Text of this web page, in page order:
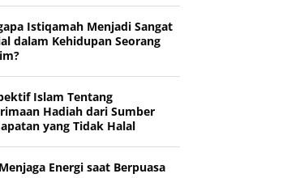
Istiqamah Menjadi Sangat
dalam Kehidupan Seorang
Islam Tentang
Hadiah dari Sumber
yang Tidak Halal
Energi saat Berpuasa